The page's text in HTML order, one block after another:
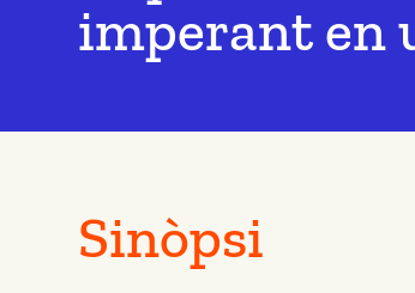
imperant en
Sinòpsi